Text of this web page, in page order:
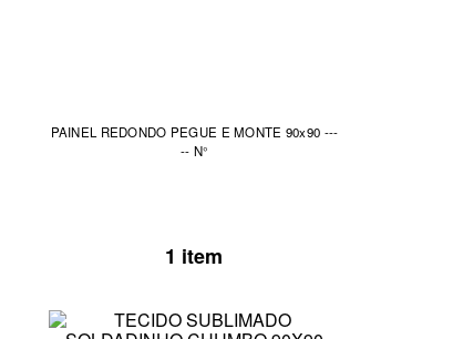
PAINEL REDONDO PEGUE E MONTE 90x90 ---
-- N°
1 item